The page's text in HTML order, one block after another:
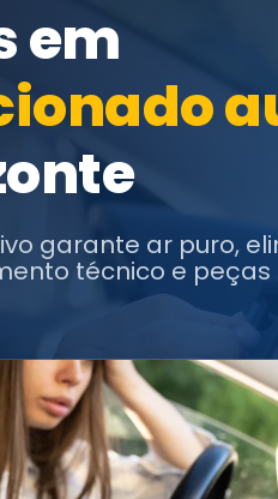
em
garante ar puro,
técnico e peças